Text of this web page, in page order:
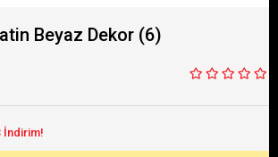
Beyaz Dekor (6)